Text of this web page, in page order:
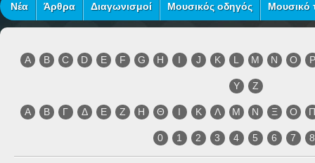
Νέα Άρθρα Διαγωνισμοί Μουσικός οδηγός Μουσικό
A B C D E F G H I J K L M N O P
Y Z
Α Β Γ Δ Ε Ζ Η Θ Ι Κ Λ Μ Ν Ξ Ο
0 1 2 3 4 5 6 7 8